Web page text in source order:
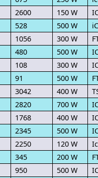
2600 150 W
528 500 W
1056 300 W
480 500 W
108 300 W
91 500 W
3042 400 W
2820 700 W
1768 400 W
2345 500 W
2250 120 W
345 200 W
950 500 W